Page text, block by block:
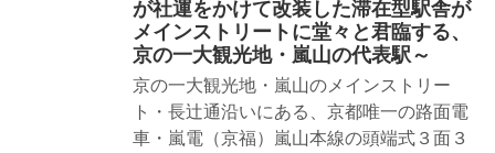
が社運をかけて改装した滞在型駅舎が
メインストリートに堂々と君臨する、
京の一大観光地・嵐山の代表駅～
京の一大観光地・嵐山のメインストリー
ト・長辻通沿いにある、京都唯一の路面電
車・嵐電（京福）嵐山本線の頭端式３面３